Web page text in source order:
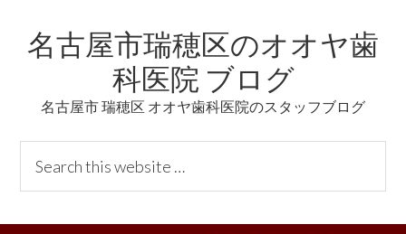
links
primary
content
primary
名古屋市瑞穂区のオオヤ歯
科医院 ブログ
名古屋市 瑞穂区 オオヤ歯科医院のスタッフブログ
Header
Right